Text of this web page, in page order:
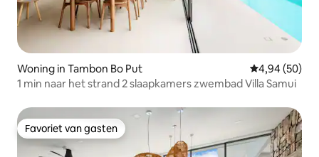
Woning in Tambon Bo Put Gemiddelde
4,94 (50)
1 min naar het strand 2 slaapkamers zwembad Villa Samui
Favoriet van gasten
Favoriet van gasten